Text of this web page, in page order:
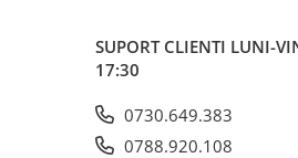
SUPORT CLIENTI LUNI-
17:30
0730.649.383
0788.920.108